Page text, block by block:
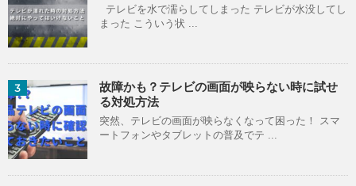
テレビを水で濡らしてしまった テレビが水没してし
まった こういう状 ...
3
故障かも？テレビの画面が映らない時に試せ
る対処方法
突然、テレビの画面が映らなくなって困った！ スマ
ートフォンやタブレットの普及でテ ...